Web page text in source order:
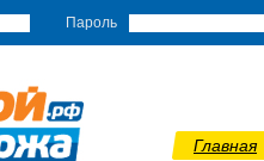
Пароль
Главная